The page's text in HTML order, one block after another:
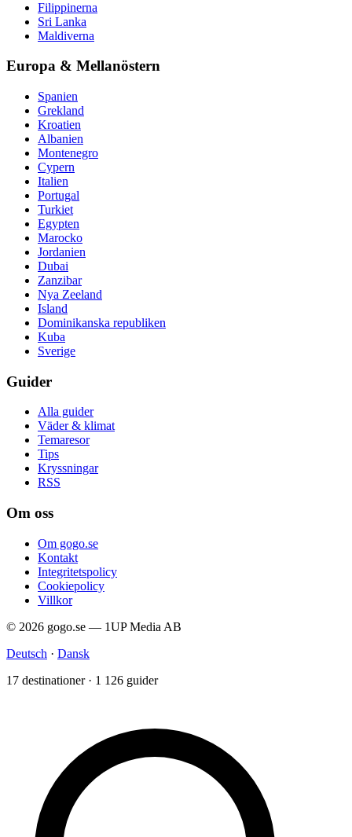
Filippinerna
Sri Lanka
Maldiverna
Europa & Mellanöstern
Spanien
Grekland
Kroatien
Albanien
Montenegro
Cypern
Italien
Portugal
Turkiet
Egypten
Marocko
Jordanien
Dubai
Zanzibar
Nya Zeeland
Island
Dominikanska republiken
Kuba
Sverige
Guider
Alla guider
Väder & klimat
Temaresor
Tips
Kryssningar
RSS
Om oss
Om gogo.se
Kontakt
Integritetspolicy
Cookiepolicy
Villkor
© 2026 gogo.se — 1UP Media AB
Deutsch · Dansk
17 destinationer · 1 126 guider